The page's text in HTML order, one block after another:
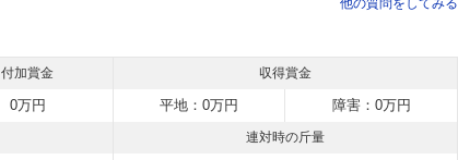
他の質問をしてみる
付加賞金 収得賞金
0万円 平地：0万円 障害：0万円
連対時の斤量